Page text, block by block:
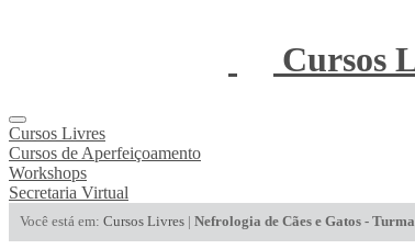
Cursos
Cursos Livres
Cursos de Aperfeiçoamento
Workshops
Secretaria Virtual
Você está em: Cursos Livres | Nefrologia de Cães e Gatos -